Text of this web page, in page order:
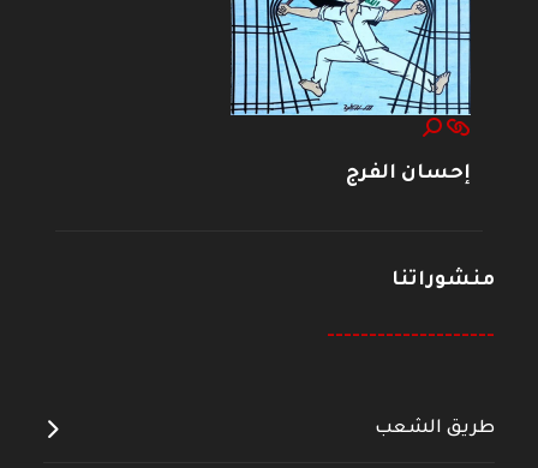
إحسان الفرج
منشوراتنا
--------------------
طريق الشعب